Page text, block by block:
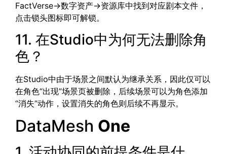
FactVerse->数字资产->资源库中找到对应剧本文件，
点击锁头图标即可解锁。
11. 在Studio中为何无法删除角
色？
在Studio中由于场景之间默认为继承关系，因此仅可以
在角色“出现”场景页被删除，后续场景可以为角色添加
“消失”动作，设置消失的角色则后续不再显示。
DataMesh One